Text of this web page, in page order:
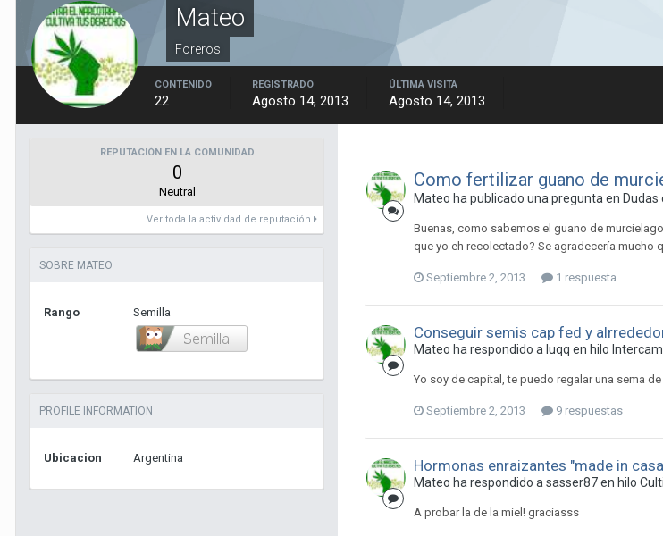
Mateo
Foreros
CONTENIDO
22
REGISTRADO
Agosto 14, 2013
ÚLTIMA VISITA
Agosto 14, 2013
REPUTACIÓN EN LA COMUNIDAD
0
Neutral
Ver toda la actividad de reputación
SOBRE MATEO
Rango Semilla
PROFILE INFORMATION
Ubicacion Argentina
Como fertilizar guano de
Mateo ha publicado una pregunta en Dudas
Buenas, como sabemos el guano de
que yo eh recolectado? Se agradecería mucho
Septiembre 2, 2013 1 respuesta
Conseguir semis cap fed y
Mateo ha respondido a luqq en hilo
Yo soy de capital, te puedo regalar una sema
Septiembre 2, 2013 9 respuestas
Hormonas enraizantes "made in
Mateo ha respondido a sasser87 en hilo
A probar la de la miel! graciasss